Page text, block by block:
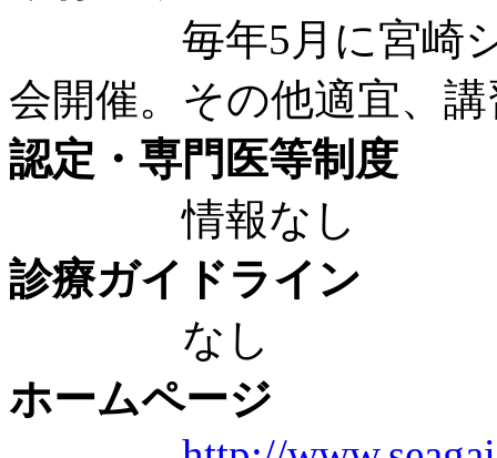
毎年5月に宮崎シー
会開催。その他適宜、
認定・専門医等制度
情報なし
診療ガイドライン
なし
ホームページ